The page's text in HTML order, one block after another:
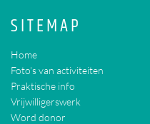
SITEMAP
Home
Foto's van activiteiten
Praktische info
Vrijwilligerswerk
Word donor